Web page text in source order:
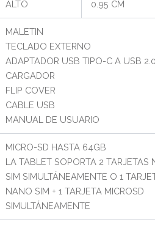
ALTO 0.95 CM
MALETIN
TECLADO EXTERNO
ADAPTADOR USB TIPO-C A USB
CARGADOR
FLIP COVER
CABLE USB
MANUAL DE USUARIO
MICRO-SD HASTA 64GB
LA TABLET SOPORTA 2 TARJETAS
SIM SIMULTÁNEAMENTE O 1
NANO SIM + 1 TARJETA MICROSD
SIMULTÁNEAMENTE